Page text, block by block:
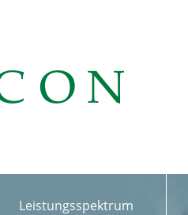
Leistungsspektrum